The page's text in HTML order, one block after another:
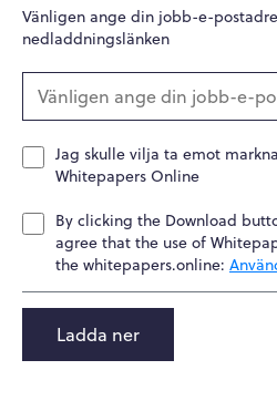
Vänligen ange din jobb-e-
nedladdningslänken
Jag skulle vilja ta emot
Whitepapers Online
By clicking the Download
agree that the use of
the whitepapers.online:
Ladda ner